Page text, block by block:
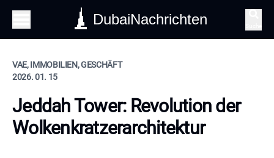
DubaiNachrichten
VAE, IMMOBILIEN, GESCHÄFT
2026. 01. 15
Jeddah Tower: Revolution der
Wolkenkratzerarchitektur